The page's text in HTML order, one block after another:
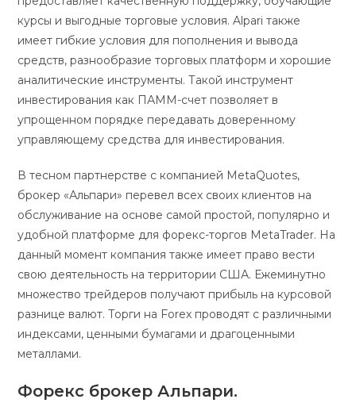
курсы и выгодные торговые условия. Alpari также
имеет гибкие условия для пополнения и вывода
средств, разнообразие торговых платформ и хорошие
аналитические инструменты. Такой инструмент
инвестирования как ПАММ-счет позволяет в
упрощенном порядке передавать доверенному
управляющему средства для инвестирования.
В тесном партнерстве с компанией MetaQuotes,
брокер «Альпари» перевел всех своих клиентов на
обслуживание на основе самой простой, популярно и
удобной платформе для форекс-торгов MetaTrader. На
данный момент компания также имеет право вести
свою деятельность на территории США. Ежеминутно
множество трейдеров получают прибыль на курсовой
разнице валют. Торги на Forex проводят с различными
индексами, ценными бумагами и драгоценными
металлами.
Форекс брокер Альпари.